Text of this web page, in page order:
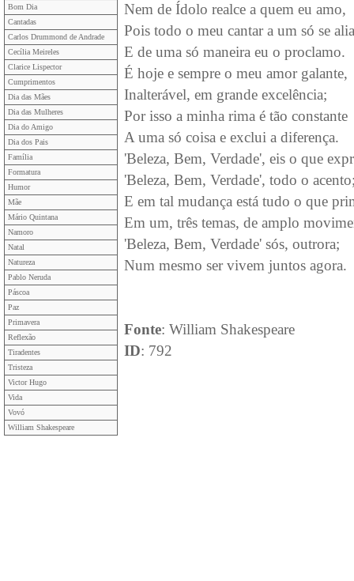
Bom Dia
Cantadas
Carlos Drummond de Andrade
Cecília Meireles
Clarice Lispector
Cumprimentos
Dia das Mães
Dia das Mulheres
Dia do Amigo
Dia dos Pais
Família
Formatura
Humor
Mãe
Mário Quintana
Namoro
Natal
Natureza
Pablo Neruda
Páscoa
Paz
Primavera
Reflexão
Tiradentes
Tristeza
Victor Hugo
Vida
Vovó
William Shakespeare
Nem de Ídolo realce a quem eu amo,
Pois todo o meu cantar a um só se
E de uma só maneira eu o proclamo.
É hoje e sempre o meu amor galante,
Inalterável, em grande excelência;
Por isso a minha rima é tão constante
A uma só coisa e exclui a diferença.
'Beleza, Bem, Verdade', eis o que
'Beleza, Bem, Verdade', todo o
E em tal mudança está tudo o que
Em um, três temas, de amplo
'Beleza, Bem, Verdade' sós, outrora;
Num mesmo ser vivem juntos agora.
Fonte: William Shakespeare
ID: 792